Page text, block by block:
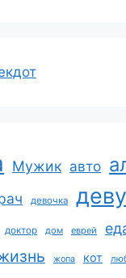
Мужик авто
девочка
доктор дом еврей
жопа кот